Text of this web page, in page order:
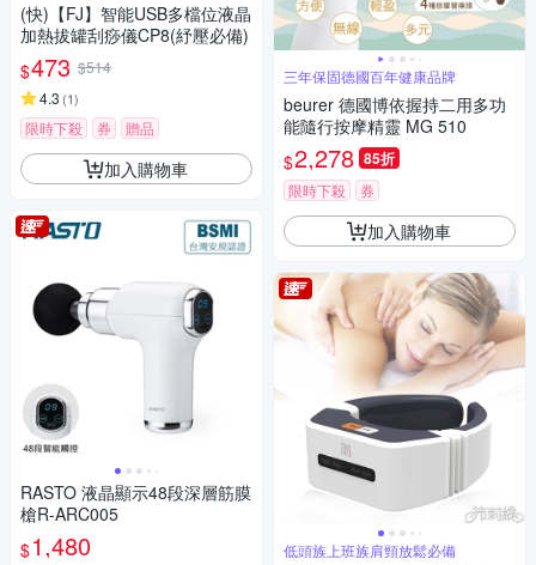
(快)【FJ】智能USB多檔位液晶
加熱拔罐刮痧儀CP8(紓壓必備)
$473 $514
4.3 (1)
限時下殺 券 贈品
加入購物車
RASTO 液晶顯示48段深層筋膜
槍R-ARC005
$1,480
三年保固德國百年健康品牌
beurer 德國博依握持二用多功
能隨行按摩精靈 MG 510
$2,278 85折
限時下殺 券
加入購物車
低頭族上班族肩頸放鬆必備